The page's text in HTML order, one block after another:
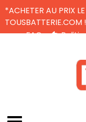
*ACHETER AU PRIX
TOUSBATTERIE.COM !
FAQ